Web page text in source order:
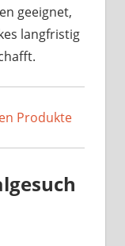
geeignet,
langfristig
Produkte